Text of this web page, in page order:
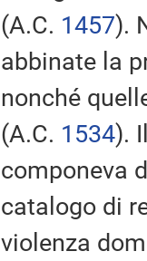
(A.C. 1457).
abbinate la
nonché
(A.C. 1534).
componeva
catalogo di
violenza